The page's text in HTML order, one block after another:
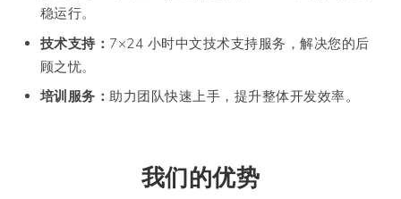
稳运行。
技术支持： 7×24 小时中文技术支持服务，解决您的后
顾之忧。
培训服务：助力团队快速上手，提升整体开发效率。
我们的优势